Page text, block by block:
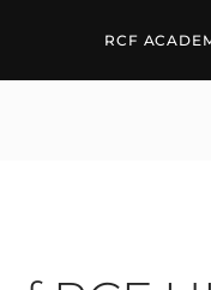
HL Line
RCF